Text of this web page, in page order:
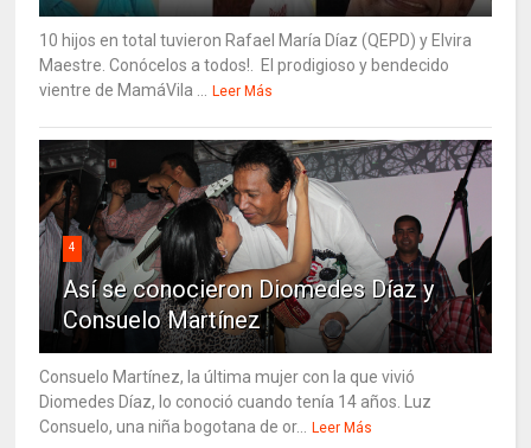
10 hijos en total tuvieron Rafael María Díaz (QEPD) y Elvira
Maestre. Conócelos a todos!. El prodigioso y bendecido
vientre de MamáVila ...
Leer Más
4
Así se conocieron Diomedes Díaz y
Consuelo Martínez
Consuelo Martínez, la última mujer con la que vivió
Diomedes Díaz, lo conoció cuando tenía 14 años. Luz
Consuelo, una niña bogotana de or...
Leer Más